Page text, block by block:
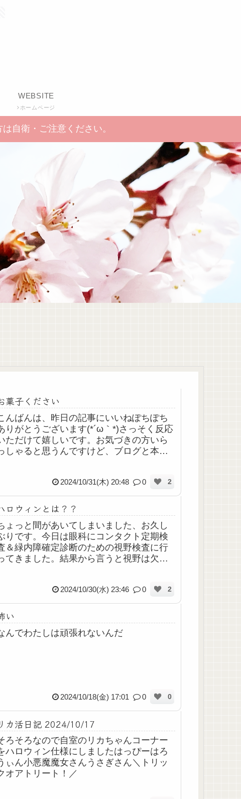
WEBSITE
ホームページ
自衛・ご注意ください。
菓子ください
んばんは、昨日の記事にいいねぽちぽち
りがとうございます(*´ω｀*)さっそく反応
ただけて嬉しいです。お気づきの方いら
しゃると思うんですけど、ブログと本家
2024/10/31(木) 20:48 0 2
ロウィンとは？？
ょっと間があいてしまいました、お久し
りです。今日は眼科にコンタクト定期検
＆緑内障確定診断のための視野検査に行
てきました。結果から言うと視野は欠け
なので、眼圧... 2024/10/30(水) 23:46 0 2
い
んでわたしは頑張れないんだ
2024/10/18(金) 17:01 0 0
カ活日記 2024/10/17
ろそろなので自室のリカちゃんコーナー
ハロウィン仕様にしましたはっぴーはろ
ぃん小悪魔魔女さんうさぎさん＼トリッ
オアトリート！／